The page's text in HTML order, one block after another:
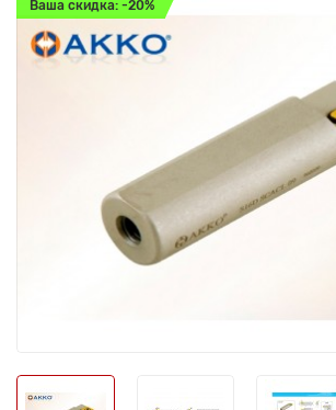
Ваша скидка: -20%